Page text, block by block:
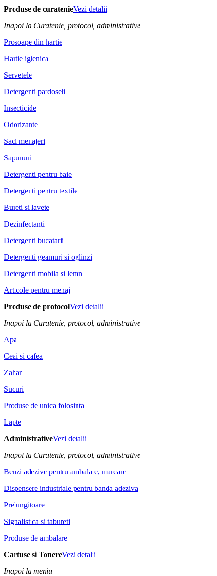
Produse de curatenieVezi detalii
Inapoi la Curatenie, protocol, administrative
Prosoape din hartie
Hartie igienica
Servetele
Detergenti pardoseli
Insecticide
Odorizante
Saci menajeri
Sapunuri
Detergenti pentru baie
Detergenti pentru textile
Bureti si lavete
Dezinfectanti
Detergenti bucatarii
Detergenti geamuri si oglinzi
Detergenti mobila si lemn
Articole pentru menaj
Produse de protocolVezi detalii
Inapoi la Curatenie, protocol, administrative
Apa
Ceai si cafea
Zahar
Sucuri
Produse de unica folosinta
Lapte
AdministrativeVezi detalii
Inapoi la Curatenie, protocol, administrative
Benzi adezive pentru ambalare, marcare
Dispensere industriale pentru banda adeziva
Prelungitoare
Signalistica si tabureti
Produse de ambalare
Cartuse si TonereVezi detalii
Inapoi la meniu